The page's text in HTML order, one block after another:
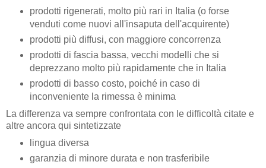
prodotti rigenerati, molto più rari in Italia (o forse
venduti come nuovi all'insaputa dell'acquirente)
prodotti più diffusi, con maggiore concorrenza
prodotti di fascia bassa, vecchi modelli che si
deprezzano molto più rapidamente che in Italia
prodotti di basso costo, poiché in caso di
inconveniente la rimessa è minima
La differenza va sempre confrontata con le difficoltà citate e
altre ancora qui sintetizzate
lingua diversa
garanzia di minore durata e non trasferibile